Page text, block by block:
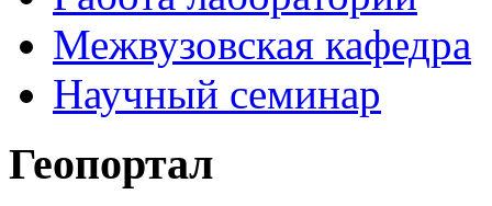
Межвузовская кафедра
Научный семинар
Геопортал